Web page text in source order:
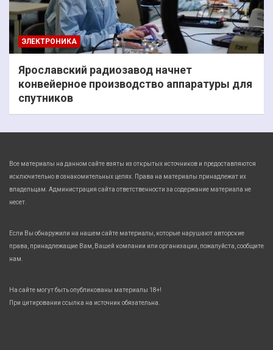
ЭЛЕКТРОНИКА
Ярославский радиозавод начнет
конвейерное производство аппаратуры для
спутников
Все материалы на данном сайте взяты из открытых источников и предоставляются
исключительно в ознакомительных целях. Права на материалы принадлежат их
владельцам. Администрация сайта ответственности за содержание материала не
несет.
Если Вы обнаружили на нашем сайте материалы, которые нарушают авторские
права, принадлежащие Вам, Вашей компании или организации, пожалуйста, сообщите
нам.
На сайте могут быть опубликованы материалы 18+!
При цитировании ссылка на источник обязательна.